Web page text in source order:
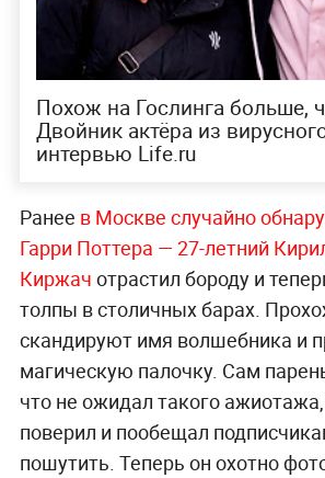
Похож на Гослинга больше,
Двойник актёра из
интервью Life.ru
Ранее в Москве случайно
Гарри Поттера — 27-летний
Киржач отрастил бороду и
толпы в столичных барах.
скандируют имя волшебника и
магическую палочку. Сам
что не ожидал такого
поверил и пообещал
пошутить. Теперь он охотно